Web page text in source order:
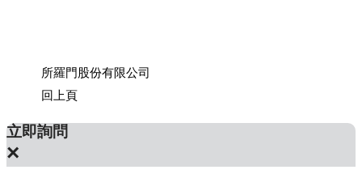
所羅門股份有限公司
回上頁
立即詢問
×